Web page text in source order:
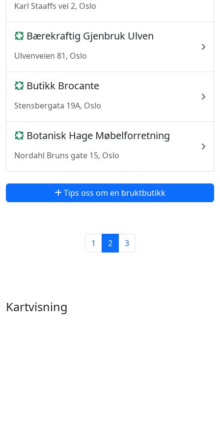
Karl Staaffs vei 2, Oslo
Bærekraftig Gjenbruk Ulven
Ulvenveien 81, Oslo
Butikk Brocante
Stensbergata 19A, Oslo
Botanisk Hage Møbelforretning
Nordahl Bruns gate 15, Oslo
Tips oss om en bruktbutikk
1 2 3
Kartvisning